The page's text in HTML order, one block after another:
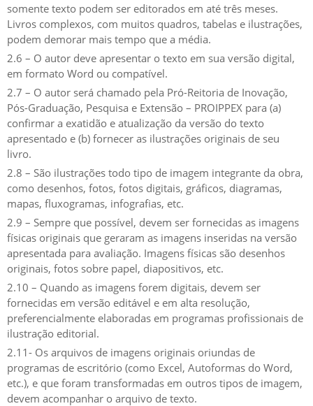
somente texto podem ser editorados em até três meses.
Livros complexos, com muitos quadros, tabelas e ilustrações,
podem demorar mais tempo que a média.
2.6 – O autor deve apresentar o texto em sua versão digital,
em formato Word ou compatível.
2.7 – O autor será chamado pela Pró-Reitoria de Inovação,
Pós-Graduação, Pesquisa e Extensão – PROIPPEX para (a)
confirmar a exatidão e atualização da versão do texto
apresentado e (b) fornecer as ilustrações originais de seu
livro.
2.8 – São ilustrações todo tipo de imagem integrante da obra,
como desenhos, fotos, fotos digitais, gráficos, diagramas,
mapas, fluxogramas, infografias, etc.
2.9 – Sempre que possível, devem ser fornecidas as imagens
físicas originais que geraram as imagens inseridas na versão
apresentada para avaliação. Imagens físicas são desenhos
originais, fotos sobre papel, diapositivos, etc.
2.10 – Quando as imagens forem digitais, devem ser
fornecidas em versão editável e em alta resolução,
preferencialmente elaboradas em programas profissionais de
ilustração editorial.
2.11- Os arquivos de imagens originais oriundas de
programas de escritório (como Excel, Autoformas do Word,
etc.), e que foram transformadas em outros tipos de imagem,
devem acompanhar o arquivo de texto.